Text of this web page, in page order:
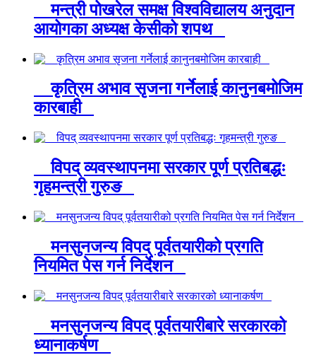
मन्त्री पोखरेल समक्ष विश्वविद्यालय अनुदान
आयोगका अध्यक्ष केसीको शपथ
कृत्रिम अभाव सृजना गर्नेलाई कानुनबमोजिम
कारबाही
विपद् व्यवस्थापनमा सरकार पूर्ण प्रतिबद्धः
गृहमन्त्री गुरुङ
मनसुनजन्य विपद् पूर्वतयारीको प्रगति
नियमित पेस गर्न निर्देशन
मनसुनजन्य विपद् पूर्वतयारीबारे सरकारको
ध्यानाकर्षण